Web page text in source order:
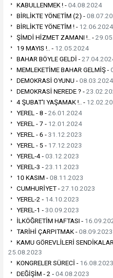
KABULLENMEK ! -04.08.2024
BİRLİKTE YÖNETİM (2) -
BİRLİKTE YÖNETİM ! - 12.06.2024
ŞİMDİ HİZMET ZAMANI !.. -
19 MAYIS !.. - 12.05.2024
BAHAR BÖYLE GELDİ -
MEMLEKETİME BAHAR GELMİŞ -
DEMOKRASİ OYUNU -08.03.2024
DEMOKRASİ NEREDE ? -
4 ŞUBAT'I YAŞAMAK !.. -
YEREL - 8 -26.01.2024
YEREL - 7 - 12.01.2024
YEREL - 6 -31.12.2023
YEREL - 5 - 17.12.2023
YEREL-4 -03.12.2023
YEREL-3 -23.11.2023
10 KASIM -08.11.2023
CUMHURİYET -27.10.2023
YEREL-2 - 14.10.2023
YEREL-1 -30.09.2023
İLKÖĞRETİM HAFTASI -
TARİHİ ÇARPITMAK -08.09.2023
KAMU GÖREVLİLERİ
25.08.2023
KONGRELER SÜRECİ - 16.08.2023
DEĞİŞİM - 2 -04.08.2023